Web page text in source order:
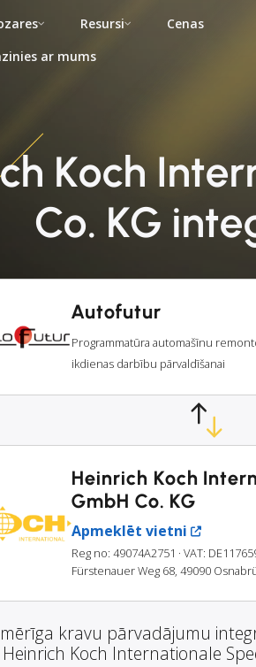
Resursi
Cenas
ar mums
Koch
Co. KG
Autofutur
Programmatūra automašīnu
ikdienas darbību pārvaldīšanai
Heinrich Koch
GmbH Co. KG
Apmeklēt vietni
Reg no: 49074A2751 · VAT:
Fürstenauer Weg 68, 49090
kravu pārvadājumu
Heinrich Koch Internationale